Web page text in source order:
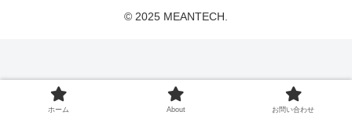
© 2025 MEANTECH.
ホーム About お問い合わせ